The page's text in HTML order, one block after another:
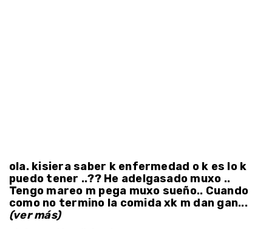
ola. kisiera saber k enfermedad o k es lo k
puedo tener ..?? He adelgasado muxo ..
Tengo mareo m pega muxo sueño.. Cuando
como no termino la comida xk m dan gan...
(ver más)